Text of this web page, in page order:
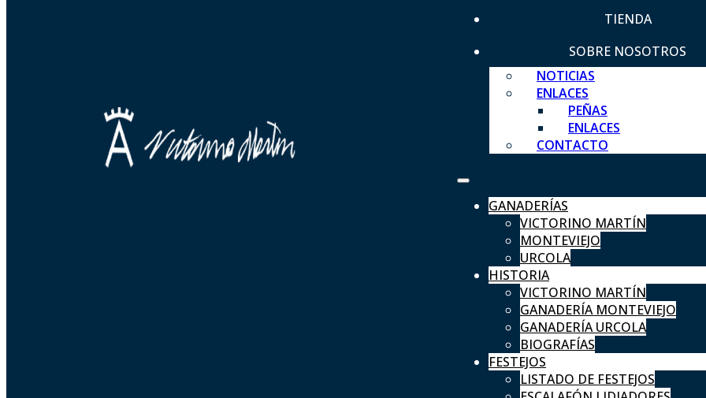
TIENDA
SOBRE NOSOTROS
NOTICIAS
ENLACES
PEÑAS
ENLACES
CONTACTO
GANADERÍAS
VICTORINO MARTÍN
MONTEVIEJO
URCOLA
HISTORIA
VICTORINO MARTÍN
GANADERÍA MONTEVIEJO
GANADERÍA URCOLA
BIOGRAFÍAS
FESTEJOS
LISTADO DE FESTEJOS